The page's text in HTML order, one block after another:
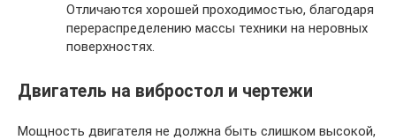
Отличаются хорошей проходимостью, благодаря
перераспределению массы техники на неровных
поверхностях.
Двигатель на вибростол и чертежи
Мощность двигателя не должна быть слишком высокой,